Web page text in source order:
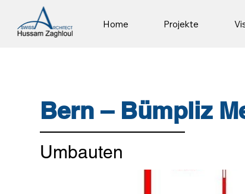
Home Projekte
Bern – Bümpliz
Umbauten